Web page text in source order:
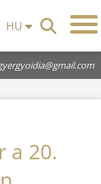
HU
a 20.